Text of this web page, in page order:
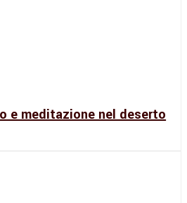
e meditazione nel deserto